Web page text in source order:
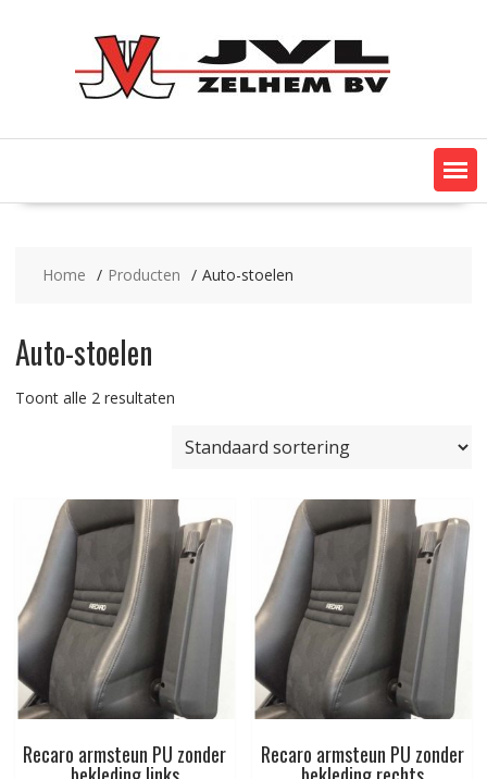
Home Producten Auto-stoelen
Auto-stoelen
Toont alle 2 resultaten
Recaro armsteun PU zonder Recaro armsteun PU zonder